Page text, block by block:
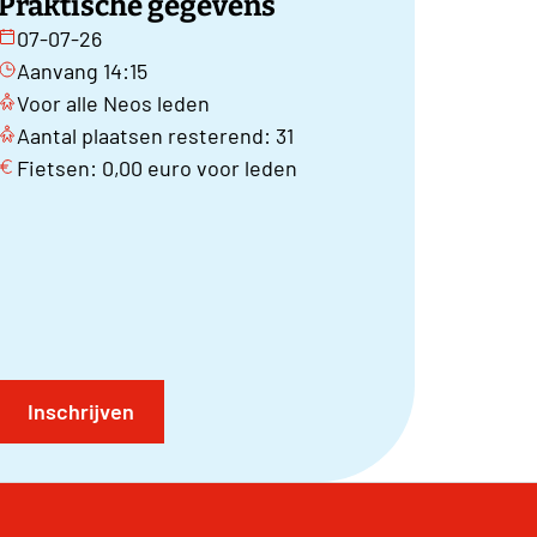
07-07-26
Aanvang 14:15
Voor alle Neos leden
Aantal plaatsen resterend: 31
Fietsen: 0,00 euro voor leden
Inschrijven